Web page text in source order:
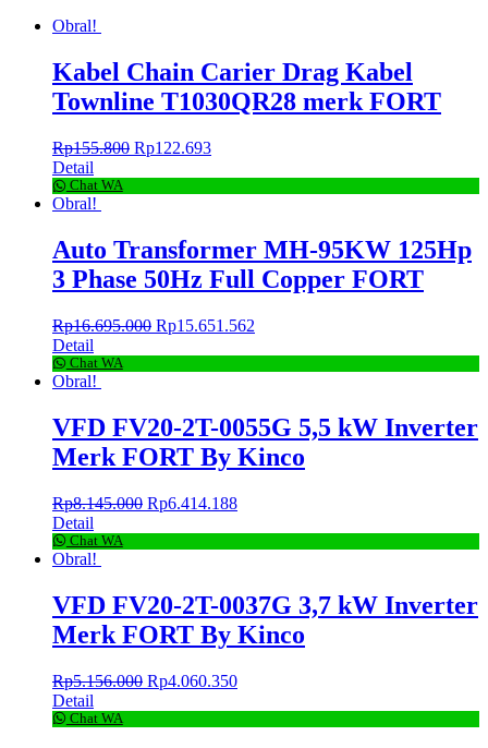
Obral!
Kabel Chain Carier Drag Kabel
Townline T1030QR28 merk FORT
Rp155.800 Rp122.693
Detail
Chat WA
Obral!
Auto Transformer MH-95KW 125Hp
3 Phase 50Hz Full Copper FORT
Rp16.695.000 Rp15.651.562
Detail
Chat WA
Obral!
VFD FV20-2T-0055G 5,5 kW Inverter
Merk FORT By Kinco
Rp8.145.000 Rp6.414.188
Detail
Chat WA
Obral!
VFD FV20-2T-0037G 3,7 kW Inverter
Merk FORT By Kinco
Rp5.156.000 Rp4.060.350
Detail
Chat WA